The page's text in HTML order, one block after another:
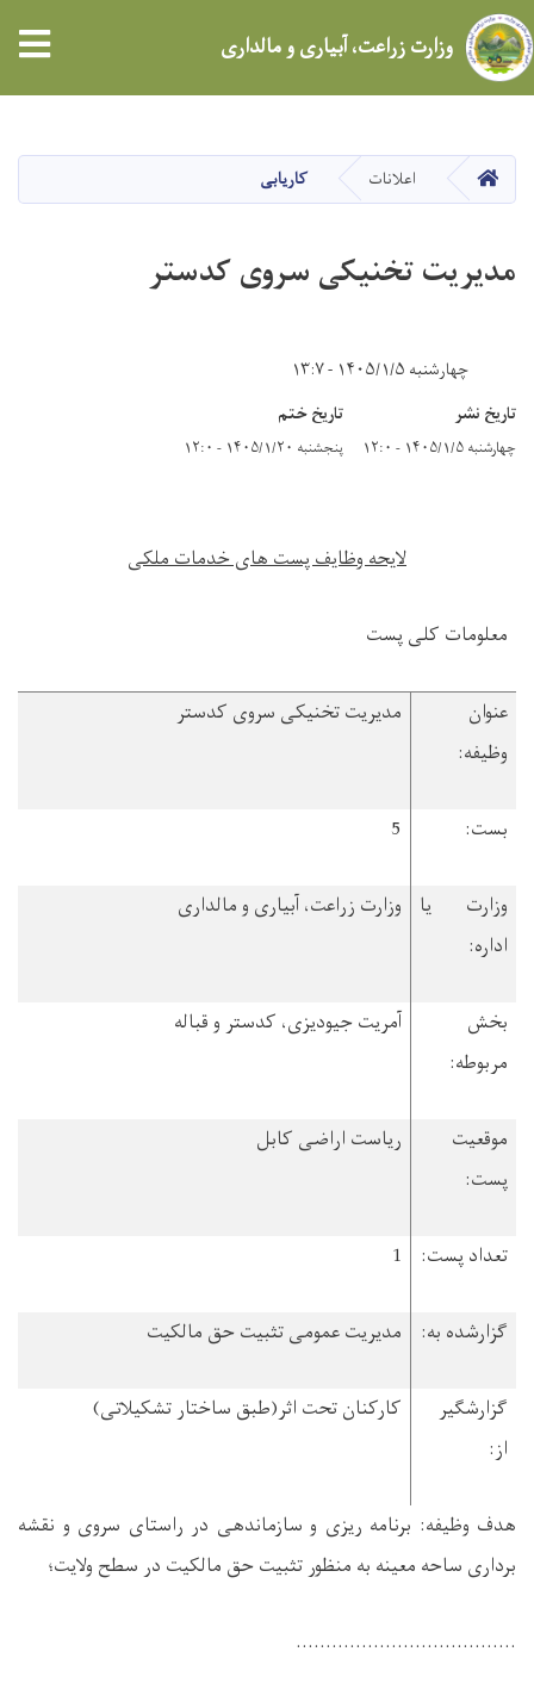
content
وزارت زراعت، آبیاری و مالداری
HOME اعلانات کاریابی
مدیریت تخنیکی سروی کدستر
چهارشنبه ۱۴۰۵/۱/۵ - ۱۳:۷
تاریخ نشر
چهارشنبه ۱۴۰۵/۱/۵ - ۱۲:۰
تاریخ ختم
پنجشنبه ۱۴۰۵/۱/۲۰ - ۱۲:۰
لایحه وظایف پست ­های خدمات ملکی
معلومات کلی پست
عنوان
وظیفه:
مدیریت تخنیکی سروی کدستر
بست: 5
وزارت یا
اداره:
وزارت زراعت، آبیاری و مالداری
بخش
مربوطه:
آمریت جیودیزی، کدستر و قباله
موقعیت
پست:
ریاست اراضی کابل
تعداد پست: 1
گزارشده به: مدیریت عمومی تثبیت حق مالکیت
گزارش­گیر
از:
کارکنان تحت اثر(طبق ساختار تشکیلاتی)
هدف وظیفه: برنامه ریزی و سازماندهی در راستای سروی و نقشه
برداری ساحه معینه به منظور تثبیت حق مالکیت در سطح ولایت؛
.....................................